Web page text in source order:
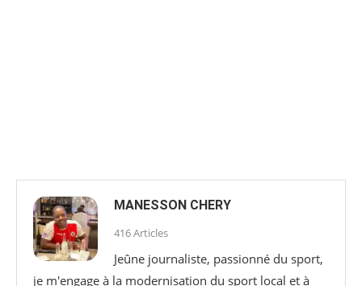
MANESSON CHERY
416 Articles
Jeûne journaliste, passionné du sport,
je m'engage à la modernisation du sport local et à